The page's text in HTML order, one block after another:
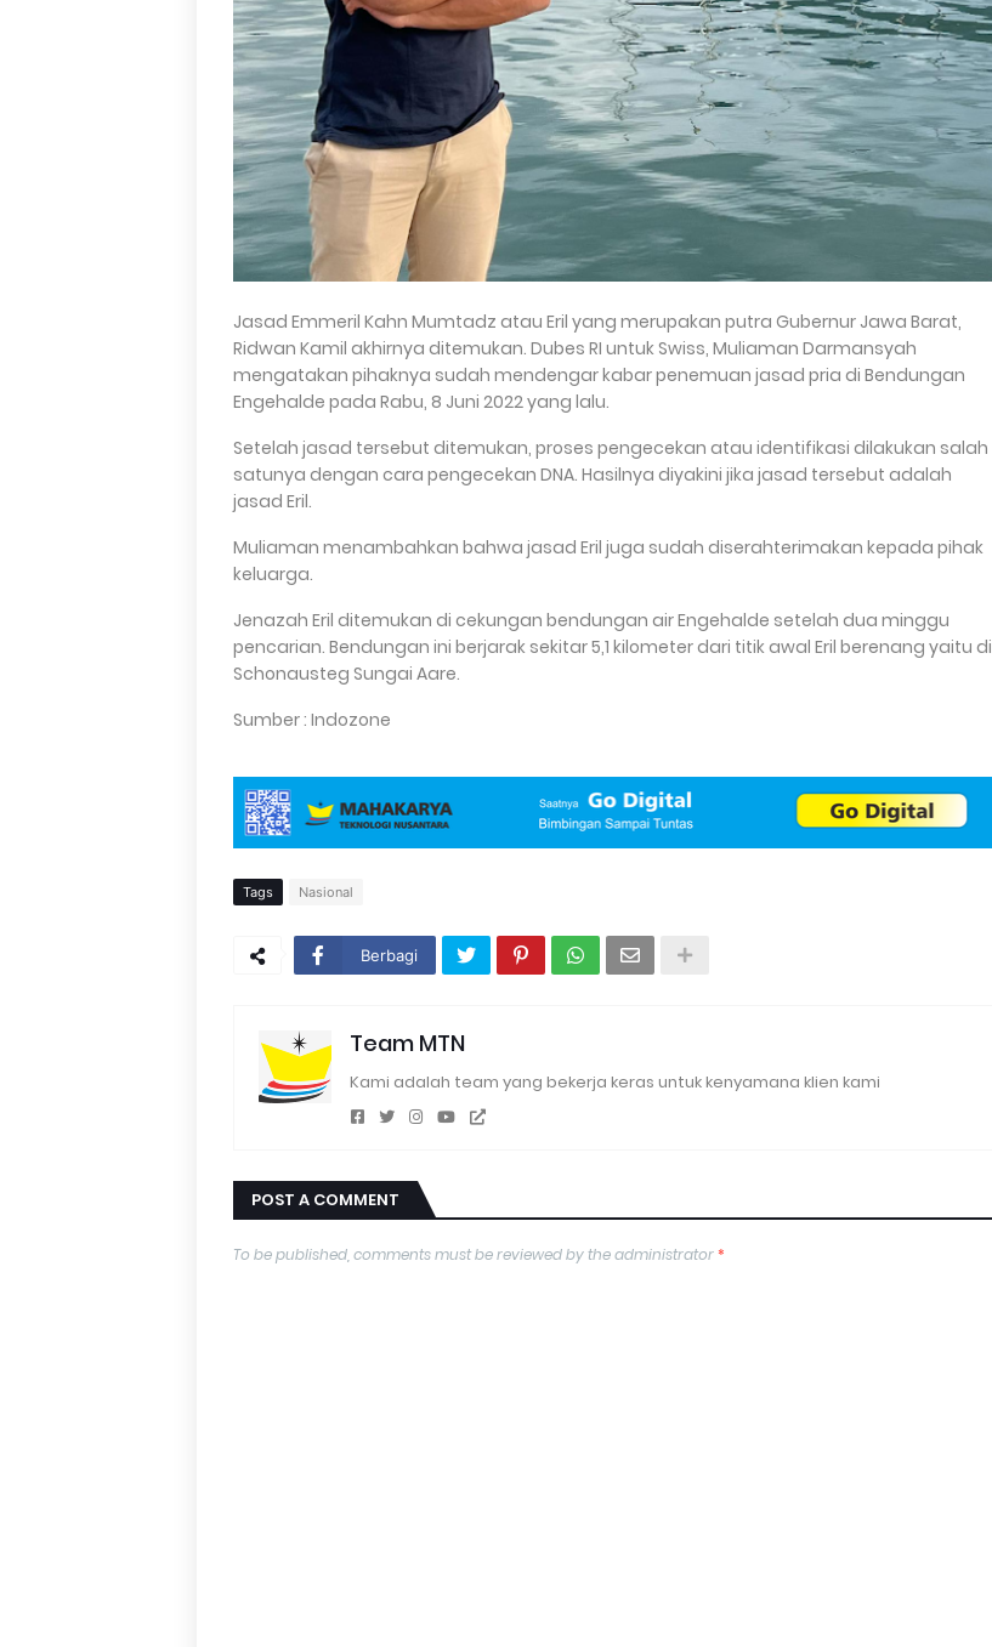
Jasad Emmeril Kahn Mumtadz atau Eril yang merupakan putra Gubernur Jawa Barat,
Ridwan Kamil akhirnya ditemukan. Dubes RI untuk Swiss, Muliaman Darmansyah
mengatakan pihaknya sudah mendengar kabar penemuan jasad pria di Bendungan
Engehalde pada Rabu, 8 Juni 2022 yang lalu.
Setelah jasad tersebut ditemukan, proses pengecekan atau identifikasi dilakukan salah
satunya dengan cara pengecekan DNA. Hasilnya diyakini jika jasad tersebut adalah
jasad Eril.
Muliaman menambahkan bahwa jasad Eril juga sudah diserahterimakan kepada pihak
keluarga.
Jenazah Eril ditemukan di cekungan bendungan air Engehalde setelah dua minggu
pencarian. Bendungan ini berjarak sekitar 5,1 kilometer dari titik awal Eril berenang yaitu di
Schonausteg Sungai Aare.
Sumber : Indozone
Tags Nasional
Berbagi
Team MTN
Kami adalah team yang bekerja keras untuk kenyamana klien kami
POST A COMMENT
To be published, comments must be reviewed by the administrator*